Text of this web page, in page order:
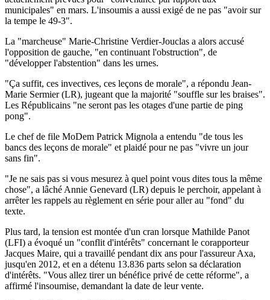
municipales" en mars. L'insoumis a aussi exigé de ne pas "avoir sur
la tempe le 49-3".
La "marcheuse" Marie-Christine Verdier-Jouclas a alors accusé
l'opposition de gauche, "en continuant l'obstruction", de
"développer l'abstention" dans les urnes.
"Ça suffit, ces invectives, ces leçons de morale", a répondu Jean-
Marie Sermier (LR), jugeant que la majorité "souffle sur les braises".
Les Républicains "ne seront pas les otages d'une partie de ping
pong".
Le chef de file MoDem Patrick Mignola a entendu "de tous les
bancs des leçons de morale" et plaidé pour ne pas "vivre un jour
sans fin".
"Je ne sais pas si vous mesurez à quel point vous dites tous la même
chose", a lâché Annie Genevard (LR) depuis le perchoir, appelant à
arrêter les rappels au règlement en série pour aller au "fond" du
texte.
Plus tard, la tension est montée d'un cran lorsque Mathilde Panot
(LFI) a évoqué un "conflit d'intérêts" concernant le corapporteur
Jacques Maire, qui a travaillé pendant dix ans pour l'assureur Axa,
jusqu'en 2012, et en a détenu 13.836 parts selon sa déclaration
d'intérêts. "Vous allez tirer un bénéfice privé de cette réforme", a
affirmé l'insoumise, demandant la date de leur vente.